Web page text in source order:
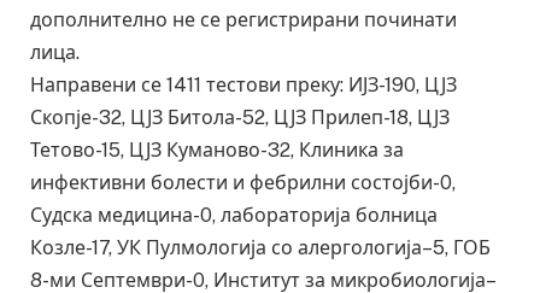
дополнително не се регистрирани починати
лица.
Направени се 1411 тестови преку: ИЈЗ-190, ЦЈЗ
Скопје-32, ЦЈЗ Битола-52, ЦЈЗ Прилеп-18, ЦЈЗ
Тетово-15, ЦЈЗ Куманово-32, Клиника за
инфективни болести и фебрилни состојби-0,
Судска медицина-0, лабораторија болница
Козле-17, УК Пулмологија со алергологија–5, ГОБ
8-ми Септември-0, Институт за микробиологија–